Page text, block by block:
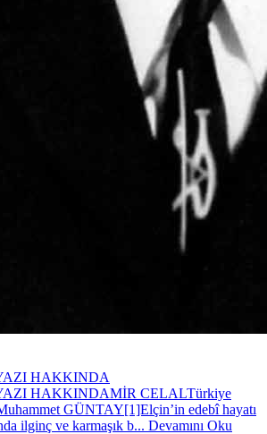
HAKKINDA
HAKKINDAMİR CELALTürkiye
GÜNTAY[1]Elçin’in edebî hayatı
ilginç ve karmaşık b... Devamını Oku